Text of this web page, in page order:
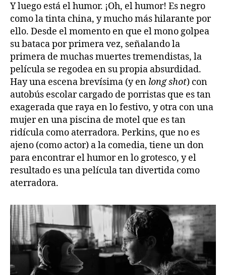
Y luego está el humor. ¡Oh, el humor! Es negro
como la tinta china, y mucho más hilarante por
ello. Desde el momento en que el mono golpea
su bataca por primera vez, señalando la
primera de muchas muertes tremendistas, la
película se regodea en su propia absurdidad.
Hay una escena brevísima (y en long shot) con
autobús escolar cargado de porristas que es tan
exagerada que raya en lo festivo, y otra con una
mujer en una piscina de motel que es tan
ridícula como aterradora. Perkins, que no es
ajeno (como actor) a la comedia, tiene un don
para encontrar el humor en lo grotesco, y el
resultado es una película tan divertida como
aterradora.